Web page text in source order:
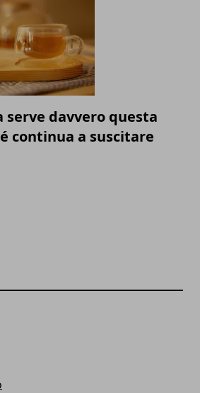
serve davvero questa
continua a suscitare